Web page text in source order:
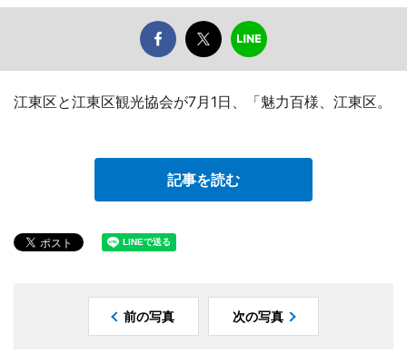
江東区と江東区観光協会が7月1日、「魅力百様、江東区。
記事を読む
前の写真 次の写真